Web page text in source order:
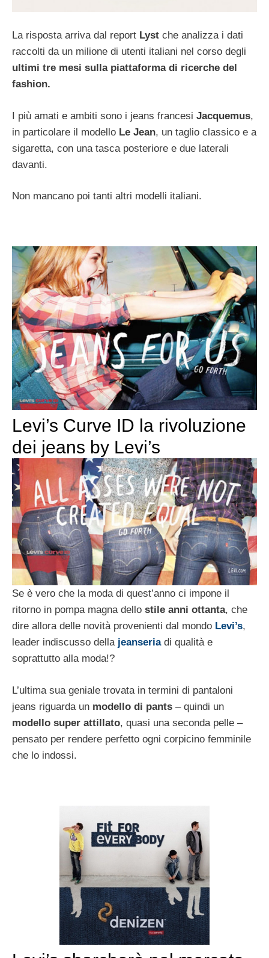
La risposta arriva dal report Lyst che analizza i dati
raccolti da un milione di utenti italiani nel corso degli
ultimi tre mesi sulla piattaforma di ricerche del
fashion.
I più amati e ambiti sono i jeans francesi Jacquemus,
in particolare il modello Le Jean, un taglio classico e a
sigaretta, con una tasca posteriore e due laterali
davanti.
Non mancano poi tanti altri modelli italiani.
Levi’s Curve ID la rivoluzione
dei jeans by Levi’s
Se è vero che la moda di quest’anno ci impone il
ritorno in pompa magna dello stile anni ottanta, che
dire allora delle novità provenienti dal mondo Levi’s,
leader indiscusso dellajeanseriadi qualità e
soprattutto alla moda!?
L’ultima sua geniale trovata in termini di pantaloni
jeans riguarda un modello di pants – quindi un
modello super attillato, quasi una seconda pelle –
pensato per rendere perfetto ogni corpicino femminile
che lo indossi.